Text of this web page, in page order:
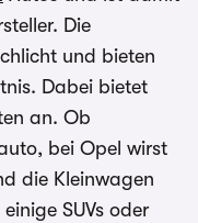
Die
und bieten
Dabei bietet
an. Ob
bei Opel wirst
die Kleinwagen
SUVs oder